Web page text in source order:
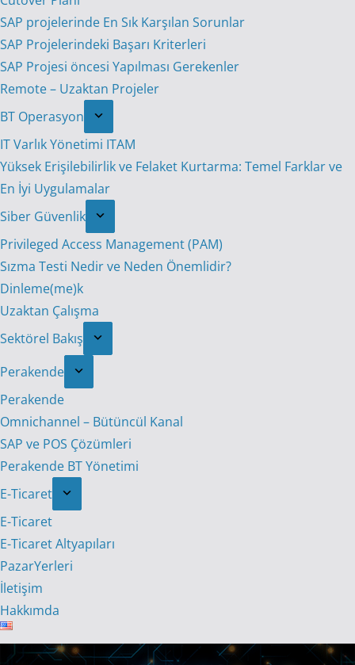
SAP projelerinde En Sık Karşılan Sorunlar
SAP Projelerindeki Başarı Kriterleri
SAP Projesi öncesi Yapılması Gerekenler
Remote – Uzaktan Projeler
BT Operasyon
IT Varlık Yönetimi ITAM
Yüksek Erişilebilirlik ve Felaket Kurtarma: Temel Farklar ve
En İyi Uygulamalar
Siber Güvenlik
Privileged Access Management (PAM)
Sızma Testi Nedir ve Neden Önemlidir?
Dinleme(me)k
Uzaktan Çalışma
Sektörel Bakış
Perakende
Perakende
Omnichannel – Bütüncül Kanal
SAP ve POS Çözümleri
Perakende BT Yönetimi
E-Ticaret
E-Ticaret
E-Ticaret Altyapıları
PazarYerleri
İletişim
Hakkımda